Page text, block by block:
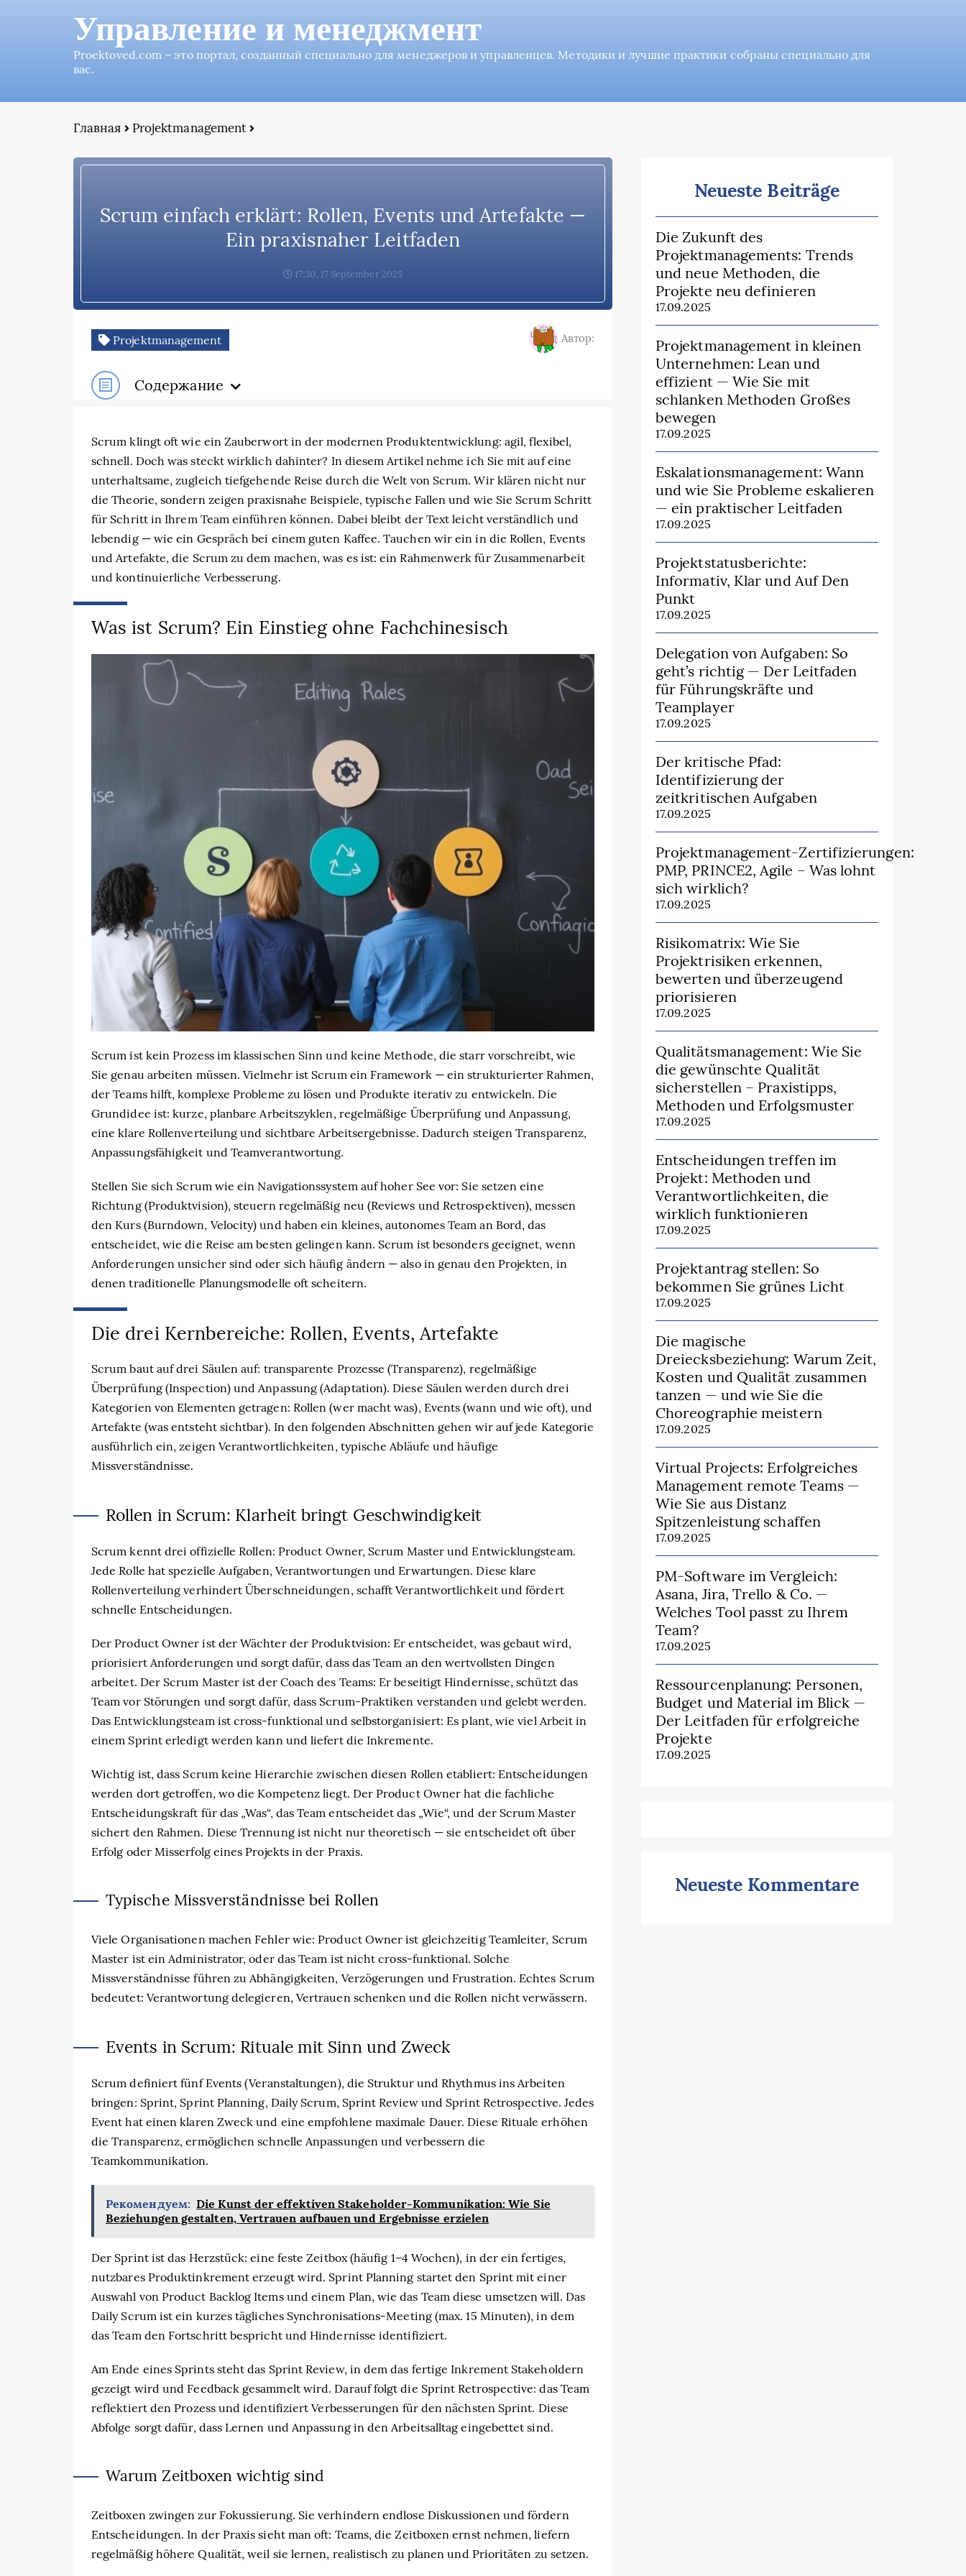
Управление и менеджмент
Proektoved.com – это портал, созданный специально для менеджеров и управленцев. Методики и лучшие практики собраны специально для
вас.
Главная Projektmanagement
Scrum einfach erklärt: Rollen, Events und Artefakte —
Ein praxisnaher Leitfaden
17:30, 17 September 2025
Projektmanagement Автор:
Содержание
Scrum klingt oft wie ein Zauberwort in der modernen Produktentwicklung: agil, flexibel,
schnell. Doch was steckt wirklich dahinter? In diesem Artikel nehme ich Sie mit auf eine
unterhaltsame, zugleich tiefgehende Reise durch die Welt von Scrum. Wir klären nicht nur
die Theorie, sondern zeigen praxisnahe Beispiele, typische Fallen und wie Sie Scrum Schritt
für Schritt in Ihrem Team einführen können. Dabei bleibt der Text leicht verständlich und
lebendig — wie ein Gespräch bei einem guten Kaffee. Tauchen wir ein in die Rollen, Events
und Artefakte, die Scrum zu dem machen, was es ist: ein Rahmenwerk für Zusammenarbeit
und kontinuierliche Verbesserung.
Was ist Scrum? Ein Einstieg ohne Fachchinesisch
Scrum ist kein Prozess im klassischen Sinn und keine Methode, die starr vorschreibt, wie
Sie genau arbeiten müssen. Vielmehr ist Scrum ein Framework — ein strukturierter Rahmen,
der Teams hilft, komplexe Probleme zu lösen und Produkte iterativ zu entwickeln. Die
Grundidee ist: kurze, planbare Arbeitszyklen, regelmäßige Überprüfung und Anpassung,
eine klare Rollenverteilung und sichtbare Arbeitsergebnisse. Dadurch steigen Transparenz,
Anpassungsfähigkeit und Teamverantwortung.
Stellen Sie sich Scrum wie ein Navigationssystem auf hoher See vor: Sie setzen eine
Richtung (Produktvision), steuern regelmäßig neu (Reviews und Retrospektiven), messen
den Kurs (Burndown, Velocity) und haben ein kleines, autonomes Team an Bord, das
entscheidet, wie die Reise am besten gelingen kann. Scrum ist besonders geeignet, wenn
Anforderungen unsicher sind oder sich häufig ändern — also in genau den Projekten, in
denen traditionelle Planungsmodelle oft scheitern.
Die drei Kernbereiche: Rollen, Events, Artefakte
Scrum baut auf drei Säulen auf: transparente Prozesse (Transparenz), regelmäßige
Überprüfung (Inspection) und Anpassung (Adaptation). Diese Säulen werden durch drei
Kategorien von Elementen getragen: Rollen (wer macht was), Events (wann und wie oft), und
Artefakte (was entsteht sichtbar). In den folgenden Abschnitten gehen wir auf jede Kategorie
ausführlich ein, zeigen Verantwortlichkeiten, typische Abläufe und häufige
Missverständnisse.
Rollen in Scrum: Klarheit bringt Geschwindigkeit
Scrum kennt drei offizielle Rollen: Product Owner, Scrum Master und Entwicklungsteam.
Jede Rolle hat spezielle Aufgaben, Verantwortungen und Erwartungen. Diese klare
Rollenverteilung verhindert Überschneidungen, schafft Verantwortlichkeit und fördert
schnelle Entscheidungen.
Der Product Owner ist der Wächter der Produktvision: Er entscheidet, was gebaut wird,
priorisiert Anforderungen und sorgt dafür, dass das Team an den wertvollsten Dingen
arbeitet. Der Scrum Master ist der Coach des Teams: Er beseitigt Hindernisse, schützt das
Team vor Störungen und sorgt dafür, dass Scrum-Praktiken verstanden und gelebt werden.
Das Entwicklungsteam ist cross-funktional und selbstorganisiert: Es plant, wie viel Arbeit in
einem Sprint erledigt werden kann und liefert die Inkremente.
Wichtig ist, dass Scrum keine Hierarchie zwischen diesen Rollen etabliert: Entscheidungen
werden dort getroffen, wo die Kompetenz liegt. Der Product Owner hat die fachliche
Entscheidungskraft für das „Was“, das Team entscheidet das „Wie“, und der Scrum Master
sichert den Rahmen. Diese Trennung ist nicht nur theoretisch — sie entscheidet oft über
Erfolg oder Misserfolg eines Projekts in der Praxis.
Typische Missverständnisse bei Rollen
Viele Organisationen machen Fehler wie: Product Owner ist gleichzeitig Teamleiter, Scrum
Master ist ein Administrator, oder das Team ist nicht cross-funktional. Solche
Missverständnisse führen zu Abhängigkeiten, Verzögerungen und Frustration. Echtes Scrum
bedeutet: Verantwortung delegieren, Vertrauen schenken und die Rollen nicht verwässern.
Events in Scrum: Rituale mit Sinn und Zweck
Scrum definiert fünf Events (Veranstaltungen), die Struktur und Rhythmus ins Arbeiten
bringen: Sprint, Sprint Planning, Daily Scrum, Sprint Review und Sprint Retrospective. Jedes
Event hat einen klaren Zweck und eine empfohlene maximale Dauer. Diese Rituale erhöhen
die Transparenz, ermöglichen schnelle Anpassungen und verbessern die
Teamkommunikation.
Рекомендуем: Die Kunst der effektiven Stakeholder-Kommunikation: Wie Sie
Beziehungen gestalten, Vertrauen aufbauen und Ergebnisse erzielen
Der Sprint ist das Herzstück: eine feste Zeitbox (häufig 1–4 Wochen), in der ein fertiges,
nutzbares Produktinkrement erzeugt wird. Sprint Planning startet den Sprint mit einer
Auswahl von Product Backlog Items und einem Plan, wie das Team diese umsetzen will. Das
Daily Scrum ist ein kurzes tägliches Synchronisations-Meeting (max. 15 Minuten), in dem
das Team den Fortschritt bespricht und Hindernisse identifiziert.
Am Ende eines Sprints steht das Sprint Review, in dem das fertige Inkrement Stakeholdern
gezeigt wird und Feedback gesammelt wird. Darauf folgt die Sprint Retrospective: das Team
reflektiert den Prozess und identifiziert Verbesserungen für den nächsten Sprint. Diese
Abfolge sorgt dafür, dass Lernen und Anpassung in den Arbeitsalltag eingebettet sind.
Warum Zeitboxen wichtig sind
Zeitboxen zwingen zur Fokussierung. Sie verhindern endlose Diskussionen und fördern
Entscheidungen. In der Praxis sieht man oft: Teams, die Zeitboxen ernst nehmen, liefern
regelmäßig höhere Qualität, weil sie lernen, realistisch zu planen und Prioritäten zu setzen.
Neueste Beiträge
Die Zukunft des
Projektmanagements: Trends
und neue Methoden, die
Projekte neu definieren
17.09.2025
Projektmanagement in kleinen
Unternehmen: Lean und
effizient — Wie Sie mit
schlanken Methoden Großes
bewegen
17.09.2025
Eskalationsmanagement: Wann
und wie Sie Probleme eskalieren
— ein praktischer Leitfaden
17.09.2025
Projektstatusberichte:
Informativ, Klar und Auf Den
Punkt
17.09.2025
Delegation von Aufgaben: So
geht’s richtig — Der Leitfaden
für Führungskräfte und
Teamplayer
17.09.2025
Der kritische Pfad:
Identifizierung der
zeitkritischen Aufgaben
17.09.2025
Projektmanagement‑Zertifizierungen:
PMP, PRINCE2, Agile – Was lohnt
sich wirklich?
17.09.2025
Risikomatrix: Wie Sie
Projektrisiken erkennen,
bewerten und überzeugend
priorisieren
17.09.2025
Qualitätsmanagement: Wie Sie
die gewünschte Qualität
sicherstellen – Praxistipps,
Methoden und Erfolgsmuster
17.09.2025
Entscheidungen treffen im
Projekt: Methoden und
Verantwortlichkeiten, die
wirklich funktionieren
17.09.2025
Projektantrag stellen: So
bekommen Sie grünes Licht
17.09.2025
Die magische
Dreiecksbeziehung: Warum Zeit,
Kosten und Qualität zusammen
tanzen — und wie Sie die
Choreographie meistern
17.09.2025
Virtual Projects: Erfolgreiches
Management remote Teams —
Wie Sie aus Distanz
Spitzenleistung schaffen
17.09.2025
PM-Software im Vergleich:
Asana, Jira, Trello & Co. —
Welches Tool passt zu Ihrem
Team?
17.09.2025
Ressourcenplanung: Personen,
Budget und Material im Blick —
Der Leitfaden für erfolgreiche
Projekte
17.09.2025
Neueste Kommentare